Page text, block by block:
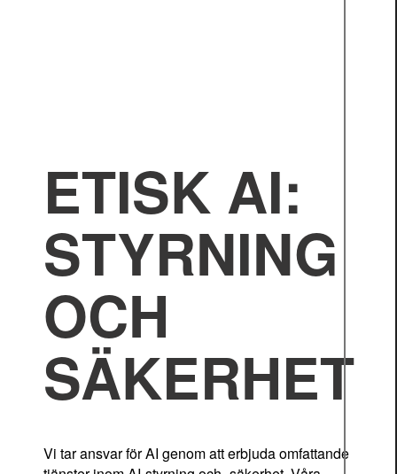
ETISK AI:
STYRNING
OCH
SÄKERHET
Vi tar ansvar för AI genom att erbjuda omfattande